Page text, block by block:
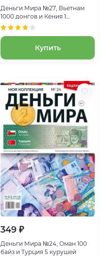
Деньги Мира №27, Вьетнам
1000 донгов и Кения 1
шиллинг
Купить
349 ₽
Деньги Мира №24, Оман 100
байз и Турция 5 курушей